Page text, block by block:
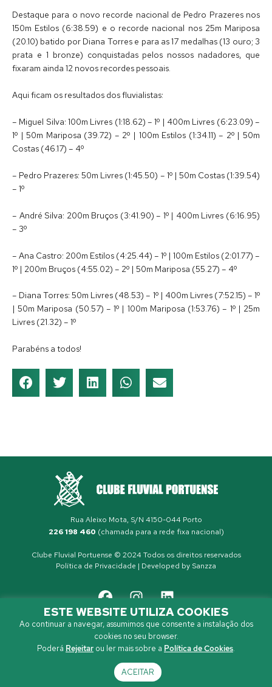
Destaque para o novo recorde nacional de Pedro Prazeres nos
150m Estilos (6:38.59) e o recorde nacional nos 25m Mariposa
(20.10) batido por Diana Torres e para as 17 medalhas (13 ouro; 3
prata e 1 bronze) conquistadas pelos nossos nadadores, que
fixaram ainda 12 novos recordes pessoais.
Aqui ficam os resultados dos fluvialistas:
– Miguel Silva: 100m Livres (1:18.62) – 1º | 400m Livres (6:23.09) –
1º | 50m Mariposa (39.72) – 2º | 100m Estilos (1:34.11) – 2º | 50m
Costas (46.17) – 4º
– Pedro Prazeres: 50m Livres (1:45.50) – 1º | 50m Costas (1:39.54)
– 1º
– André Silva: 200m Bruços (3:41.90) – 1º | 400m Livres (6:16.95)
– 3º
– Ana Castro: 200m Estilos (4:25.44) – 1º | 100m Estilos (2:01.77) –
1º | 200m Bruços (4:55.02) – 2º | 50m Mariposa (55.27) – 4º
– Diana Torres: 50m Livres (48.53) – 1º | 400m Livres (7:52.15) – 1º
| 50m Mariposa (50.57) – 1º | 100m Mariposa (1:53.76) – 1º | 25m
Livres (21.32) – 1º
Parabéns a todos!
Rua Aleixo Mota, S/N 4150-044 Porto
226 198 460 (chamada para a rede fixa nacional)
Clube Fluvial Portuense © 2024 Todos os direitos reservados
Política de Privacidade | Developed by Sanzza
ESTE WEBSITE UTILIZA COOKIES
Ao continuar a navegar, assumimos que consente a instalação dos
cookies no seu browser.
Poderá Rejeitar ou ler mais sobre a Política de Cookies.
ACEITAR